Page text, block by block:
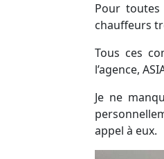
Pour
chauffeurs
Tous ces
l’agence,
Je ne
appel à eux.